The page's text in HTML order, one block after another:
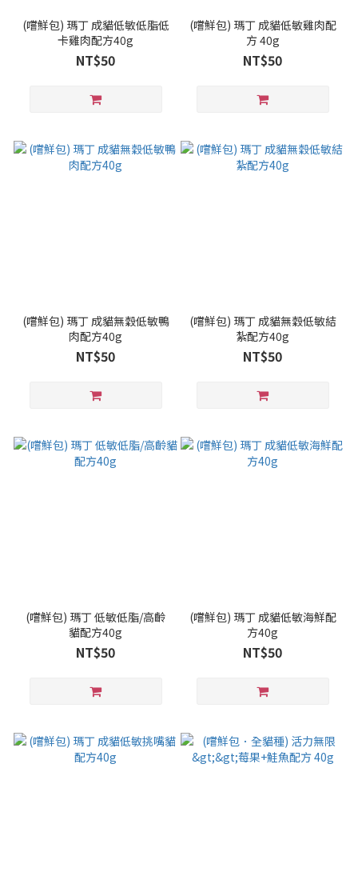
(嚐鮮包) 瑪丁 成貓低敏低脂低
卡雞肉配方40g
NT$50
(嚐鮮包) 瑪丁 成貓低敏雞肉配
方 40g
NT$50
(嚐鮮包) 瑪丁 成貓無穀低敏鴨
肉配方40g
NT$50
(嚐鮮包) 瑪丁 成貓無穀低敏結
紮配方40g
NT$50
(嚐鮮包) 瑪丁 低敏低脂/高齡
貓配方40g
NT$50
(嚐鮮包) 瑪丁 成貓低敏海鮮配
方40g
NT$50